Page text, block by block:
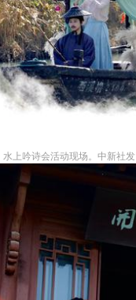
水上吟诗会活动现场。中新社